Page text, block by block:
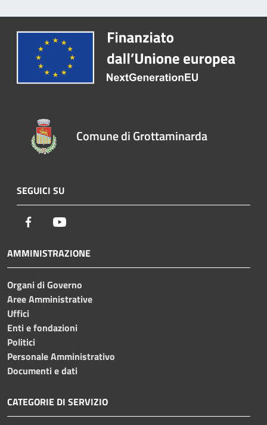
Comune di Grottaminarda
SEGUICI SU
Facebook
AMMINISTRAZIONE
Organi di Governo
Aree Amministrative
Uffici
Enti e fondazioni
Politici
Personale Amministrativo
Documenti e dati
CATEGORIE DI SERVIZIO